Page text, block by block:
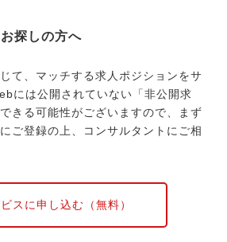
探しの方へ
て、マッチする求人ポジションをサ
には公開されていない「非公開求
きる可能性がございますので、まず
ご登録の上、コンサルタントにご相
スに申し込む（無料）